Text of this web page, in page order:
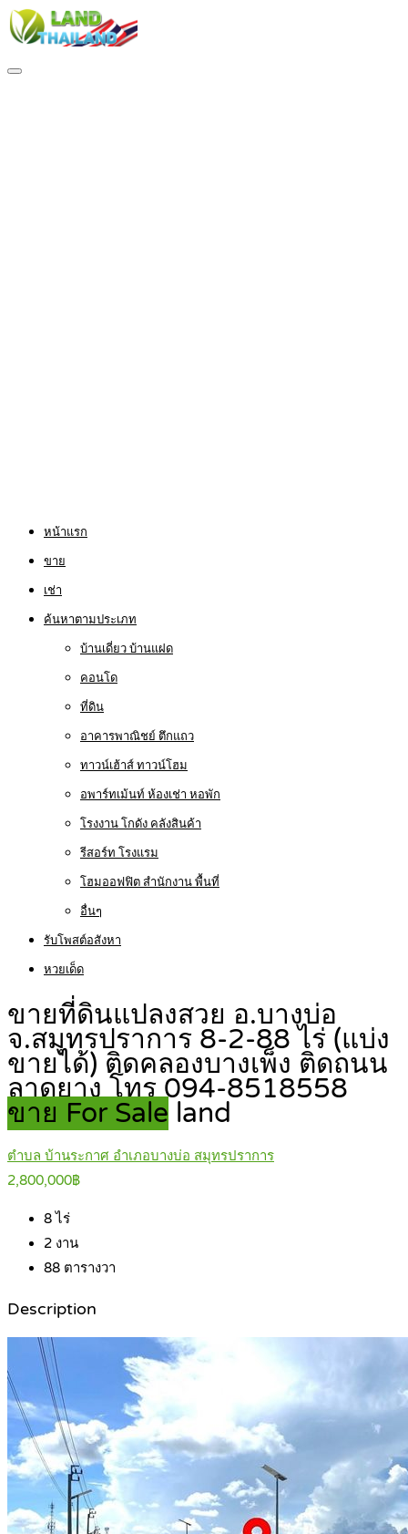
หน้าแรก
ขาย
เช่า
ค้นหาตามประเภท
บ้านเดี่ยว บ้านแฝด
คอนโด
ที่ดิน
อาคารพาณิชย์ ตึกแถว
ทาวน์เฮ้าส์ ทาวน์โฮม
อพาร์ทเม้นท์ ห้องเช่า หอพัก
โรงงาน โกดัง คลังสินค้า
รีสอร์ท โรงแรม
โฮมออฟฟิต สำนักงาน พื้นที่
อื่นๆ
รับโพสต์อสังหา
หวยเด็ด
ขายที่ดินแปลงสวย อ.บางบ่อ
จ.สมุทรปราการ 8-2-88 ไร่ (แบ่ง
ขายได้) ติดคลองบางเพ็ง ติดถนน
ลาดยาง โทร 094-8518558
ขาย For Sale land
ตำบล บ้านระกาศ อำเภอบางบ่อ สมุทรปราการ
2,800,000฿
8ไร่
2 งาน
88 ตารางวา
Description